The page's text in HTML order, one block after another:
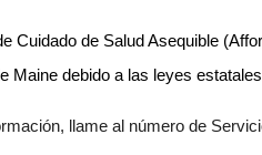
de Salud Asequible
Maine debido a las leyes
llame al número de